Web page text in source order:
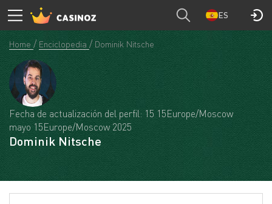
ES
Home Enciclopedia Dominik Nitsche
Fecha de actualización del perfil: 15 15Europe/Moscow
mayo 15Europe/Moscow 2025
Dominik Nitsche